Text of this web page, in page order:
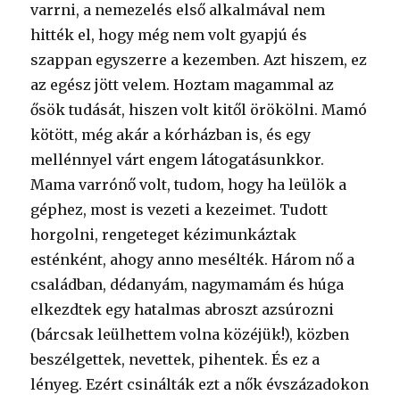
varrni, a nemezelés első alkalmával nem
hitték el, hogy még nem volt gyapjú és
szappan egyszerre a kezemben. Azt hiszem, ez
az egész jött velem. Hoztam magammal az
ősök tudását, hiszen volt kitől örökölni. Mamó
kötött, még akár a kórházban is, és egy
mellénnyel várt engem látogatásunkkor.
Mama varrónő volt, tudom, hogy ha leülök a
géphez, most is vezeti a kezeimet. Tudott
horgolni, rengeteget kézimunkáztak
esténként, ahogy anno mesélték. Három nő a
családban, dédanyám, nagymamám és húga
elkezdtek egy hatalmas abroszt azsúrozni
(bárcsak leülhettem volna közéjük!), közben
beszélgettek, nevettek, pihentek. És ez a
lényeg. Ezért csinálták ezt a nők évszázadokon